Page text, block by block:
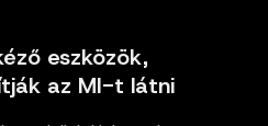
eszközök,
az MI-t látni